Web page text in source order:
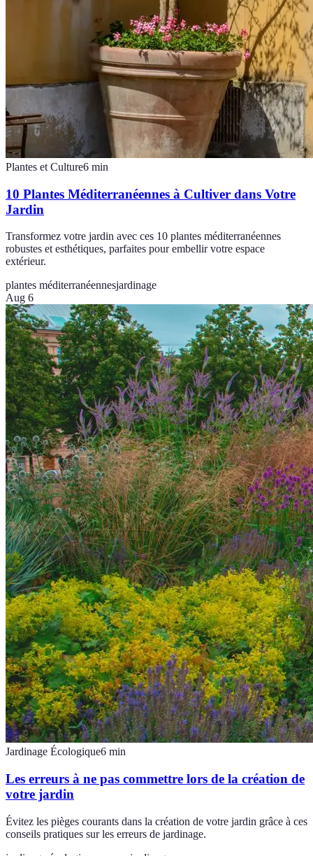
Plantes et Culture6 min
10 Plantes Méditerranéennes à Cultiver dans Votre
Jardin
Transformez votre jardin avec ces 10 plantes méditerranéennes
robustes et esthétiques, parfaites pour embellir votre espace
extérieur.
plantes méditerranéennesjardinage
Aug 6
Jardinage Écologique6 min
Les erreurs à ne pas commettre lors de la création de
votre jardin
Évitez les pièges courants dans la création de votre jardin grâce à ces
conseils pratiques sur les erreurs de jardinage.